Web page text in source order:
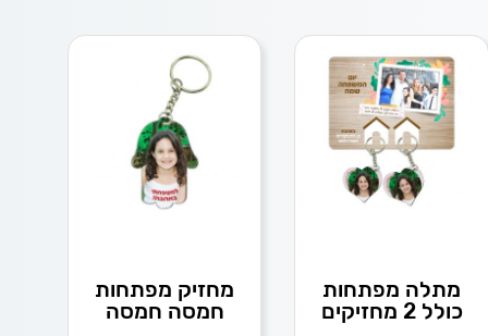
מתלה מפתחות
כולל 2 מחזיקים
מחזיק מפתחות
חמסה חמסה